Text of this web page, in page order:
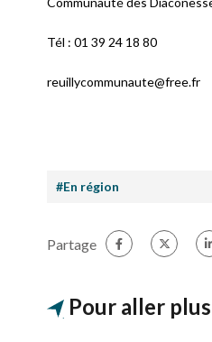
Tél : 01 39 24 18 80
reuillycommunaute@free.fr
#En région
Partage
Pour aller